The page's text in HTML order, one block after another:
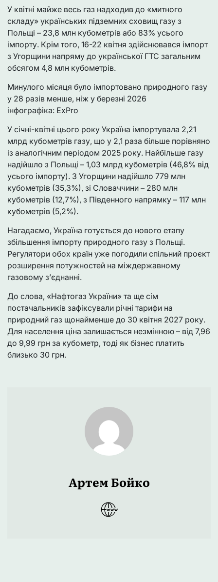
У квітні майже весь газ надходив до «митного
складу» українських підземних сховищ газу з
Польщі – 23,8 млн кубометрів або 83% усього
імпорту. Крім того, 16-22 квітня здійснювався імпорт
з Угорщини напряму до української ГТС загальним
обсягом 4,8 млн кубометрів.
Минулого місяця було імпортовано природного газу
у 28 разів менше, ніж у березні 2026
інфографіка: ExPro
У січні-квітні цього року Україна імпортувала 2,21
млрд кубометрів газу, що у 2,1 раза більше порівняно
із аналогічним періодом 2025 року. Найбільше газу
надійшло з Польщі – 1,03 млрд кубометрів (46,8% від
усього імпорту). З Угорщини надійшло 779 млн
кубометрів (35,3%), зі Словаччини – 280 млн
кубометрів (12,7%), з Південного напрямку – 117 млн
кубометрів (5,2%).
Нагадаємо, Україна готується до нового етапу
збільшення імпорту природного газу з Польщі.
Регулятори обох країн уже погодили спільний проєкт
розширення потужностей на міждержавному
газовому з’єднанні.
До слова, «Нафтогаз України» та ще сім
постачальників зафіксували річні тарифи на
природний газ щонайменше до 30 квітня 2027 року.
Для населення ціна залишається незмінною – від 7,96
до 9,99 грн за кубометр, тоді як бізнес платить
близько 30 грн.
Артем Бойко